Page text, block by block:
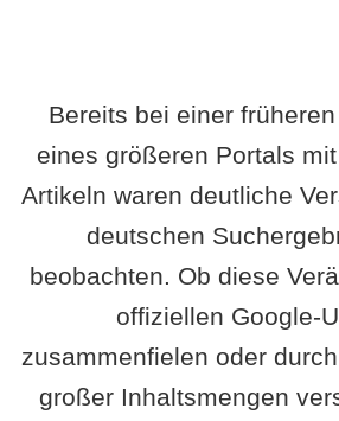
Bereits bei einer
eines größeren Portals
Artikeln waren deutliche
deutschen
beobachten. Ob diese
offiziellen Google-
zusammenfielen oder
großer Inhaltsmengen